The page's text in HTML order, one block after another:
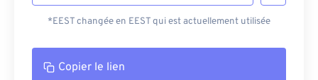
*EEST changée en EEST qui est actuellement utilisée
Copier le lien